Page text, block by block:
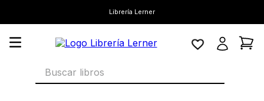
Librería Lerner
Buscar libros